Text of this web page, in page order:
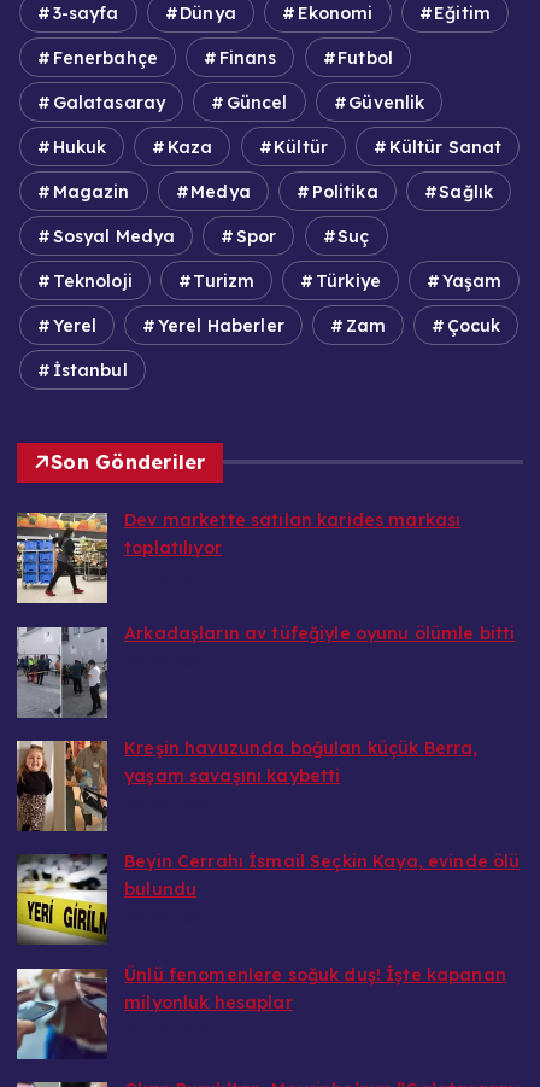
3-sayfa Dünya Ekonomi Eğitim
Fenerbahçe Finans Futbol
Galatasaray Güncel Güvenlik
Hukuk Kaza Kültür Kültür Sanat
Magazin Medya Politika Sağlık
Sosyal Medya Spor Suç
Teknoloji Turizm Türkiye Yaşam
Yerel Yerel Haberler Zam Çocuk
İstanbul
Son Gönderiler
Dev markette satılan karides markası
toplatılıyor
Arkadaşların av tüfeğiyle oyunu ölümle bitti
Kreşin havuzunda boğulan küçük Berra,
yaşam savaşını kaybetti
Beyin Cerrahı İsmail Seçkin Kaya, evinde ölü
bulundu
Ünlü fenomenlere soğuk duş! İşte kapanan
milyonluk hesaplar